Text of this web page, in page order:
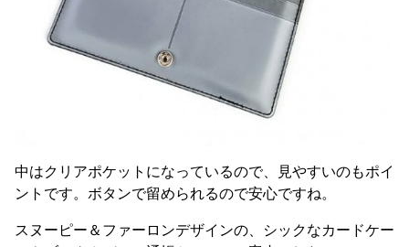
中はクリアポケットになっているので、見やすいのもポイ
ントです。ボタンで留められるので安心ですね。
スヌーピー＆ファーロンデザインの、シックなカードケー